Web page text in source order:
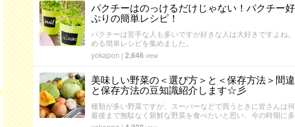
パクチーはのっけるだけじゃない！パクチー
ぷりの簡単レシピ！
パクチーは苦手な人も多いですが好きな人は大好きですよね
める簡単レシピを集めました。
yokapon | 2,646 view
美味しい野菜の＜選び方＞と＜保存方法＞間
と保存方法の豆知識紹介します☆彡
種類が多い野菜ですが、スーパーなどで買うときに皆さんは
最後まで無駄なく新鮮な野菜を食べたいと思い、今の時期に